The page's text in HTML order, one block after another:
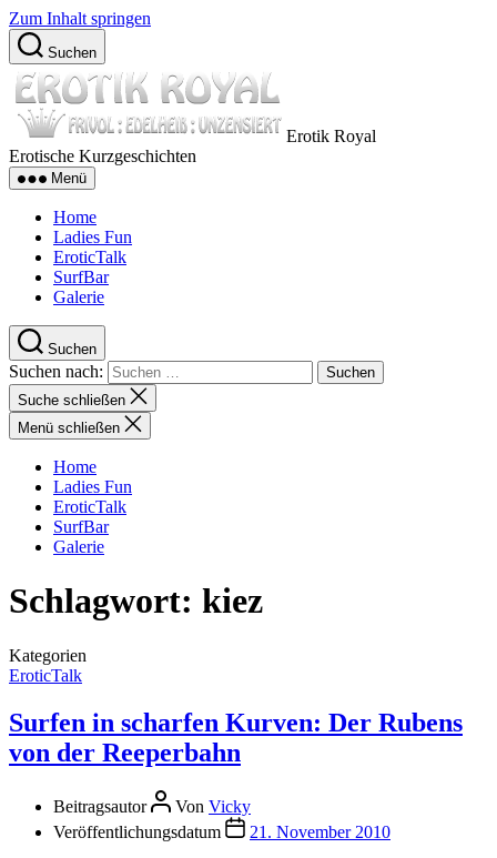
Zum Inhalt springen
Suchen
Erotik Royal
Erotische Kurzgeschichten
Menü
Home
Ladies Fun
EroticTalk
SurfBar
Galerie
Suchen
Suchen nach:
Suche schließen
Menü schließen
Home
Ladies Fun
EroticTalk
SurfBar
Galerie
Schlagwort: kiez
Kategorien
EroticTalk
Surfen in scharfen Kurven: Der Rubens
von der Reeperbahn
Beitragsautor Von Vicky
Veröffentlichungsdatum
21. November 2010